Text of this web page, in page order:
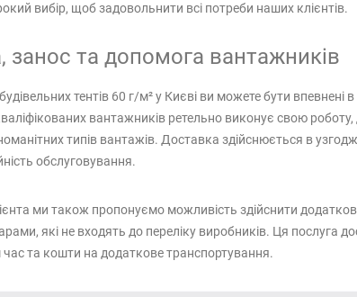
вибір, щоб задовольнити всі потреби наших клієнтів.
занос та допомога вантажників
тентів 60 г/м² у Києві ви можете бути впевнені
вантажників ретельно виконує свою роботу,
типів вантажів. Доставка здійснюється в
обслуговування.
ми також пропонуємо можливість здійснити
які не входять до переліку виробників. Ця послуга
та кошти на додаткове транспортування.